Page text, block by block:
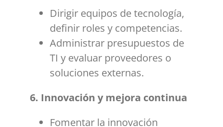
Dirigir equipos de tecnología,
definir roles y competencias.
Administrar presupuestos de
TI y evaluar proveedores o
soluciones externas.
6. Innovación y mejora continua
Fomentar la innovación